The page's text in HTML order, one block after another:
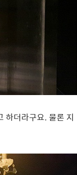
하더라구요. 물론 지